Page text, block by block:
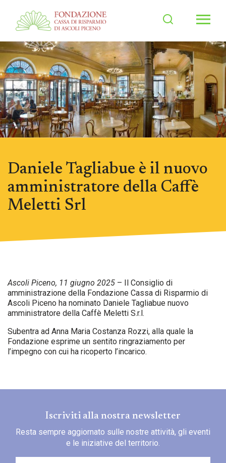
Daniele Tagliabue è il nuovo
amministratore della Caffè
Meletti Srl
Ascoli Piceno, 11 giugno 2025 – Il Consiglio di
amministrazione della Fondazione Cassa di Risparmio di
Ascoli Piceno ha nominato Daniele Tagliabue nuovo
amministratore della Caffè Meletti S.r.l.
Subentra ad Anna Maria Costanza Rozzi, alla quale la
Fondazione esprime un sentito ringraziamento per
l’impegno con cui ha ricoperto l’incarico.
Iscriviti alla nostra newsletter
Resta sempre aggiornato sulle nostre attività, gli eventi
e le iniziative del territorio.